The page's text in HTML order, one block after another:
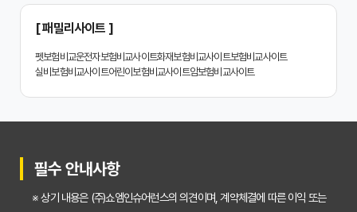
치아보험 비교사이트 똑똑하게 활용하는 3가지 꿀팁
치아보험 비교사이트 선택 전 반드시 알아야 할 5가지 핵심 질문
[ 패밀리사이트 ]
펫보험비교운전자보험비교사이트화재보험비교사이트보험비교사이트
실비보험비교사이트어린이보험비교사이트암보험비교사이트
필수 안내사항
※ 상기 내용은 (주)쇼엠인슈어런스의 의견이며, 계약체결에 따른 이익 또는